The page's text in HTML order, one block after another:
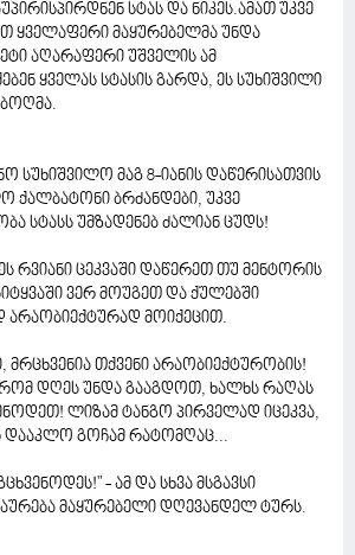
სტას და ნიკეს.ამათ უკვე
ყველაფერი მაყურებელმა უნდა
აღარაფერი უშველის ამ
ყველას სტასის გარდა, ეს სუხიშვილი
სუხიშვილო მაგ 8-იანის დაწერისათვის
ქალბატონი ბრძანდები, უკვე
სტასს უმზადენებ ძალიან ცუდს!
რვიანი ცეკვაში დაწერეთ თუ მენტორის
ვერ მოუგეთ და ქულებში
არაობიექტურად მოიქეცით.
მრცხვენია თქვენი არაობიექტურობის!
დღეს უნდა გააგდოთ, ხალხს რაღას
ლიზამ ტანგო პირველად იცეკვა,
დააკლო გოჩამ რატომღაც...
- ამ და სხვა მსგავსი
მაყურებელი დღევანდელ ტურს.